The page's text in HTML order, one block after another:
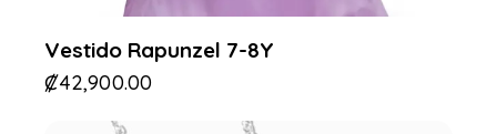
Vestido Rapunzel 7-8Y
₡42,900.00